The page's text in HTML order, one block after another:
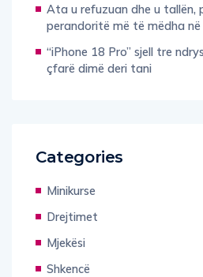
Ata u refuzuan dhe u tallën,
perandoritë më të mëdha
“iPhone 18 Pro” sjell tre
çfarë dimë deri tani
Categories
Minikurse
Drejtimet
Mjekësi
Shkencë